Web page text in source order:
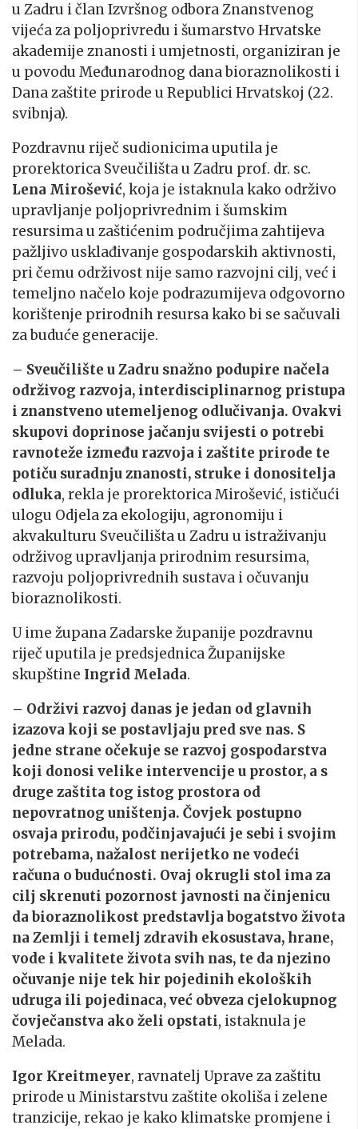
u Zadru i član Izvršnog odbora Znanstvenog
vijeća za poljoprivredu i šumarstvo Hrvatske
akademije znanosti i umjetnosti, organiziran je
u povodu Međunarodnog dana bioraznolikosti i
Dana zaštite prirode u Republici Hrvatskoj (22.
svibnja).
Pozdravnu riječ sudionicima uputila je
prorektorica Sveučilišta u Zadru prof. dr. sc.
Lena Mirošević, koja je istaknula kako održivo
upravljanje poljoprivrednim i šumskim
resursima u zaštićenim područjima zahtijeva
pažljivo usklađivanje gospodarskih aktivnosti,
pri čemu održivost nije samo razvojni cilj, već i
temeljno načelo koje podrazumijeva odgovorno
korištenje prirodnih resursa kako bi se sačuvali
za buduće generacije.
– Sveučilište u Zadru snažno podupire načela
održivog razvoja, interdisciplinarnog pristupa
i znanstveno utemeljenog odlučivanja. Ovakvi
skupovi doprinose jačanju svijesti o potrebi
ravnoteže između razvoja i zaštite prirode te
potiču suradnju znanosti, struke i donositelja
odluka, rekla je prorektorica Mirošević, ističući
ulogu Odjela za ekologiju, agronomiju i
akvakulturu Sveučilišta u Zadru u istraživanju
održivog upravljanja prirodnim resursima,
razvoju poljoprivrednih sustava i očuvanju
bioraznolikosti.
U ime župana Zadarske županije pozdravnu
riječ uputila je predsjednica Županijske
skupštine Ingrid Melada.
– Održivi razvoj danas je jedan od glavnih
izazova koji se postavljaju pred sve nas. S
jedne strane očekuje se razvoj gospodarstva
koji donosi velike intervencije u prostor, a s
druge zaštita tog istog prostora od
nepovratnog uništenja. Čovjek postupno
osvaja prirodu, podčinjavajući je sebi i svojim
potrebama, nažalost nerijetko ne vodeći
računa o budućnosti. Ovaj okrugli stol ima za
cilj skrenuti pozornost javnosti na činjenicu
da bioraznolikost predstavlja bogatstvo života
na Zemlji i temelj zdravih ekosustava, hrane,
vode i kvalitete života svih nas, te da njezino
očuvanje nije tek hir pojedinih ekoloških
udruga ili pojedinaca, već obveza cjelokupnog
čovječanstva ako želi opstati, istaknula je
Melada.
Igor Kreitmeyer, ravnatelj Uprave za zaštitu
prirode u Ministarstvu zaštite okoliša i zelene
tranzicije, rekao je kako klimatske promjene i